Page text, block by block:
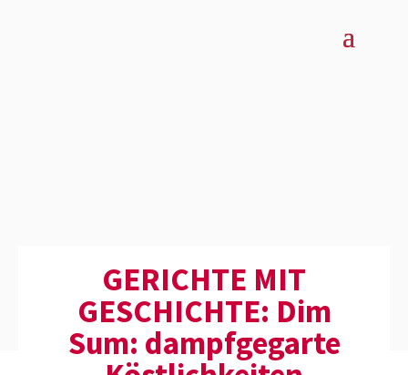
GERICHTE MIT
GESCHICHTE: Dim
Sum: dampf­ge­garte